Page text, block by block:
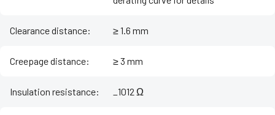
Clearance distance: ≥ 1.6 mm
Creepage distance: ≥ 3 mm
Insulation resistance: _1012 Ω